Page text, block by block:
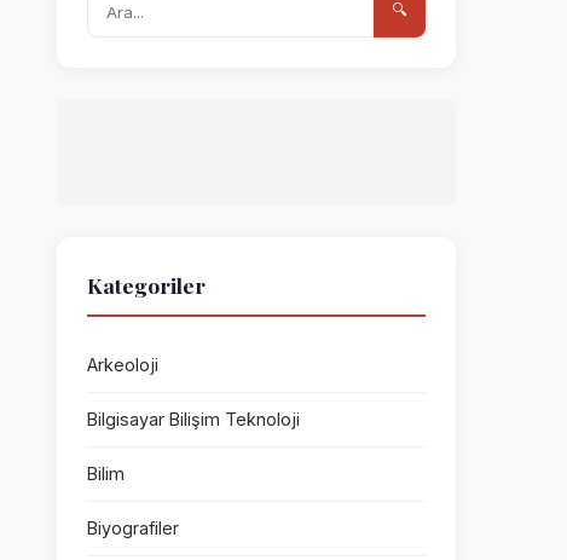
🔍
Kategoriler
Arkeoloji
Bilgisayar Bilişim Teknoloji
Bilim
Biyografiler